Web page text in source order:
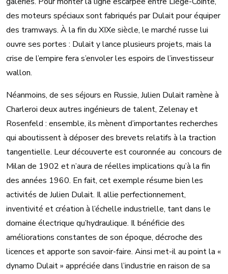
des moteurs spéciaux sont fabriqués par Dulait pour équiper
des tramways. À la fin du XIXe siècle, le marché russe lui
ouvre ses portes : Dulait y lance plusieurs projets, mais la
crise de l’empire fera s’envoler les espoirs de l’investisseur
wallon.
Néanmoins, de ses séjours en Russie, Julien Dulait ramène à
Charleroi deux autres ingénieurs de talent, Zelenay et
Rosenfeld : ensemble, ils mènent d’importantes recherches
qui aboutissent à déposer des brevets relatifs à la traction
tangentielle. Leur découverte est couronnée au concours de
Milan de 1902 et n’aura de réelles implications qu’à la fin
des années 1960. En fait, cet exemple résume bien les
activités de Julien Dulait. Il allie perfectionnement,
inventivité et création à l’échelle industrielle, tant dans le
domaine électrique qu’hydraulique. Il bénéficie des
améliorations constantes de son époque, décroche des
licences et apporte son savoir-faire. Ainsi met-il au point la «
dynamo Dulait » appréciée dans l’industrie en raison de sa